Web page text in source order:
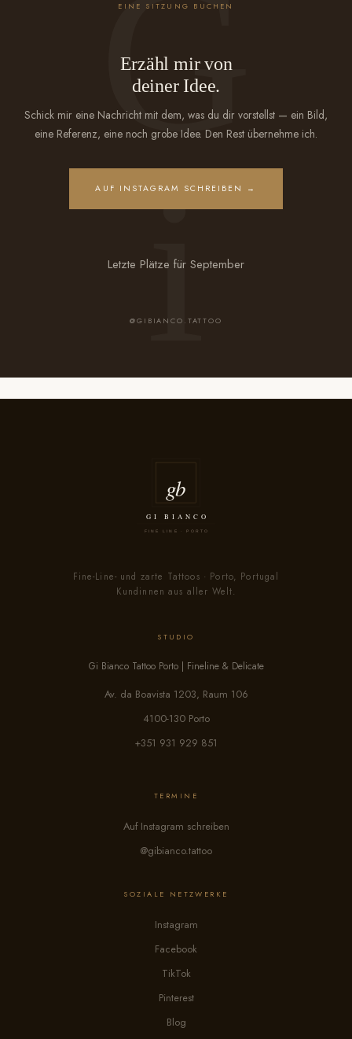
EINE SITZUNG BUCHEN
Erzähl mir von
deiner Idee.
Schick mir eine Nachricht mit dem, was du dir vorstellst — ein Bild,
eine Referenz, eine noch grobe Idee. Den Rest übernehme ich.
AUF INSTAGRAM SCHREIBEN →
Letzte Plätze für September
@GIBIANCO.TATTOO
Fine-Line- und zarte Tattoos · Porto, Portugal
Kundinnen aus aller Welt.
STUDIO
Gi Bianco Tattoo Porto | Fineline & Delicate
Av. da Boavista 1203, Raum 106
4100-130 Porto
+351 931 929 851
TERMINE
Auf Instagram schreiben
@gibianco.tattoo
SOZIALE NETZWERKE
Instagram
Facebook
TikTok
Pinterest
Blog